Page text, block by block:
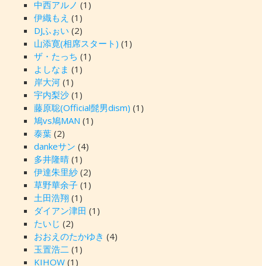
中西アルノ (1)
伊織もえ (1)
DJふぉい (2)
山添寛(相席スタート) (1)
ザ・たっち (1)
よしなま (1)
岸大河(1)
宇内梨沙(1)
藤原聡(Official髭男dism) (1)
鳩vs鳩MAN (1)
泰葉(2)
dankeサン (4)
多井隆晴(1)
伊達朱里紗(2)
草野華余子(1)
土田浩翔 (1)
ダイアン津田 (1)
たいじ (2)
おおえのたかゆき (4)
玉置浩二(1)
KIHOW(1)